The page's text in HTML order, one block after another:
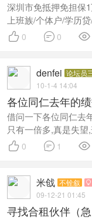
深圳市免抵押免担保
上班族/个体户/学历
 0  0 
denfei 论坛员
10-1-4 14:04
各位同仁去年的
借问一下各位同仁去
只有一倍多,真是失
 0  1 
米戗 不铨叙 
09-12-21 01:45
寻找合租伙伴（急